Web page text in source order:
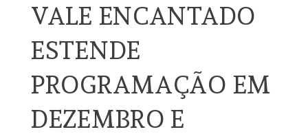
VALE ENCANTADO
ESTENDE
PROGRAMAÇÃO EM
DEZEMBRO E